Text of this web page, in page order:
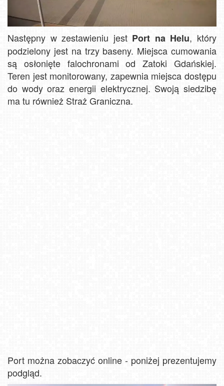
Następny w zestawieniu jest Port na Helu, który
podzielony jest na trzy baseny. Miejsca cumowania
są osłonięte falochronami od Zatoki Gdańskiej.
Teren jest monitorowany, zapewnia miejsca dostępu
do wody oraz energii elektrycznej. Swoją siedzibę
ma tu również Straż Graniczna.
Port można zobaczyć online - poniżej prezentujemy
podgląd.